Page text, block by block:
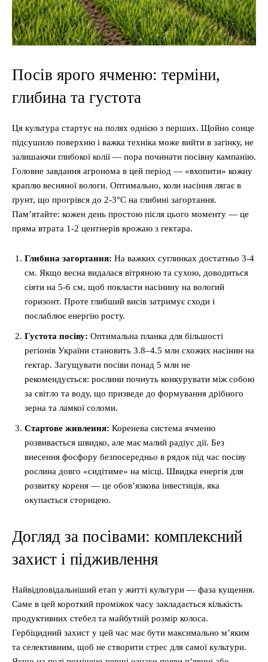
Посів ярого ячменю: терміни,
глибина та густота
Ця культура стартує на полях однією з перших. Щойно сонце
підсушило поверхню і важка техніка може вийти в загінку, не
залишаючи глибокої колії — пора починати посівну кампанію.
Головне завдання агронома в цей період — «вхопити» кожну
краплю весняної вологи. Оптимально, коли насіння лягає в
ґрунт, що прогрівся до 2-3°C на глибині загортання.
Пам’ятайте: кожен день простою після цього моменту — це
пряма втрата 1-2 центнерів врожаю з гектара.
Глибина загортання: На важких суглинках достатньо 3-4
см. Якщо весна видалася вітряною та сухою, доводиться
сіяти на 5-6 см, щоб покласти насінину на вологий
горизонт. Проте глибший висів затримує сходи і
послаблює енергію росту.
Густота посіву: Оптимальна планка для більшості
регіонів України становить 3.8–4.5 млн схожих насінин на
гектар. Загущувати посіви понад 5 млн не
рекомендується: рослини почнуть конкурувати між собою
за світло та воду, що призведе до формування дрібного
зерна та ламкої соломи.
Стартове живлення: Коренева система ячменю
розвивається швидко, але має малий радіус дії. Без
внесення фосфору безпосередньо в рядок під час посіву
рослина довго «сидітиме» на місці. Швидка енергія для
розвитку кореня — це обов’язкова інвестиція, яка
окупається сторицею.
Догляд за посівами: комплексний
захист і підживлення
Найвідповідальніший етап у житті культури — фаза кущення.
Саме в цей короткий проміжок часу закладається кількість
продуктивних стебел та майбутній розмір колоса.
Гербіцидний захист у цей час має бути максимально м’яким
та селективним, щоб не створити стрес для самої культури.